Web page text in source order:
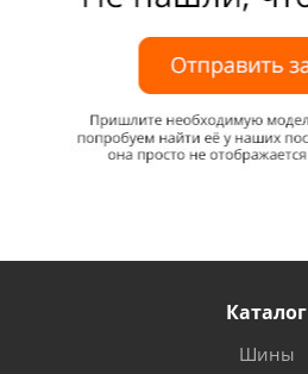
Каталог
Шины